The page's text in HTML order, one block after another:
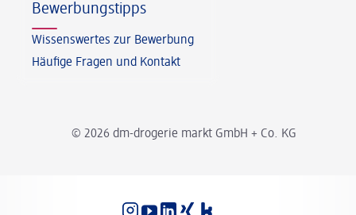
© 2026 dm-drogerie markt GmbH + Co. KG
Bewerbungstipps
Wissenswertes zur Bewerbung
Häufige Fragen und Kontakt